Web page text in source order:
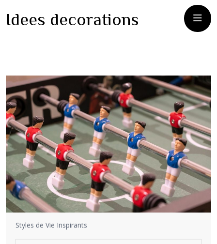
Idees decorations
Styles de Vie Inspirants